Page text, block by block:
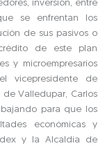
inversión, entre
se enfrentan los
de sus pasivos o
de este plan
y microempresarios
vicepresidente de
Valledupar, Carlos
para que los
económicas y
y la Alcaldía de